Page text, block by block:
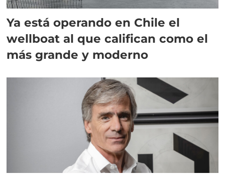
Ya está operando en Chile el
wellboat al que califican como el
más grande y moderno